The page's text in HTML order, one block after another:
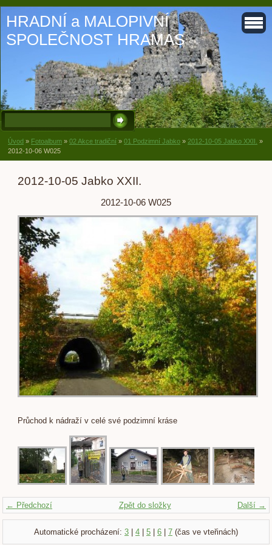
HRADNÍ a MALOPIVNÍ
SPOLEČNOST HRAMAS
Úvod » Fotoalbum » 02 Akce tradiční » 01 Podzimní Jabko » 2012-10-05 Jabko XXII. »
2012-10-06 W025
2012-10-05 Jabko XXII.
2012-10-06 W025
Průchod k nádraží v celé své podzimní kráse
← Předchozí Další →
Zpět do složky
Automatické procházení: 3 | 4 | 5 | 6 | 7 (čas ve vteřinách)